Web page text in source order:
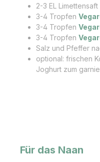
2-3 EL Limettensaft
3-4 Tropfen
3-4 Tropfen
3-4 Tropfen
Salz und Pfeffer
optional: frischen
Joghurt zum
Für das Naan